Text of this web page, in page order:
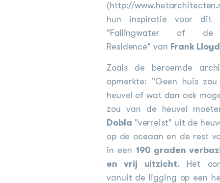
(http://
hun inspiratie voor dit
"Fallingwater of de
Residence" van Frank
Zoals de beroemde
opmerkte: "Geen huis
heuvel of wat dan ook
zou van de heuvel
Dobla "verreist" uit de
op de oceaan en de rest
in een 190 graden
en vrij uitzicht. Het
vanuit de ligging op een